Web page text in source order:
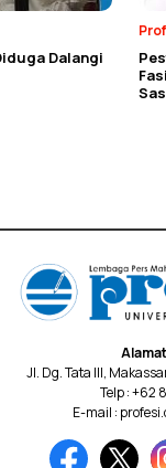
Dalangi
Jl. Dg. Tata III,
Telp : +62
E-mail :